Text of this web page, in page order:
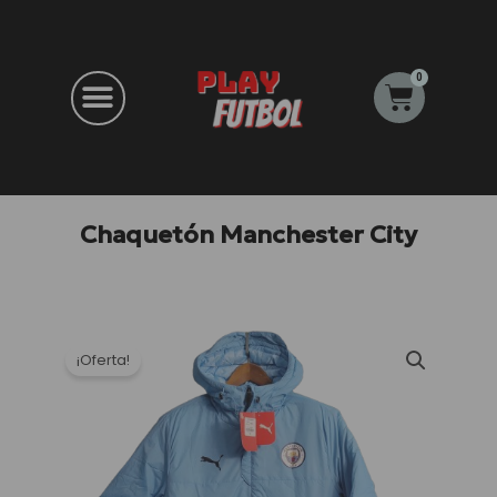
0
Carrito
Chaquetón Manchester City
¡Oferta!